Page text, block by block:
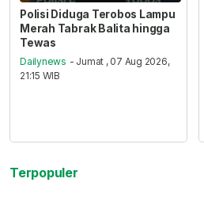
Polisi Diduga Terobos Lampu
Merah Tabrak Balita hingga
Tewas
Dailynews - Jumat , 07 Aug 2026,
21:15 WIB
Terpopuler